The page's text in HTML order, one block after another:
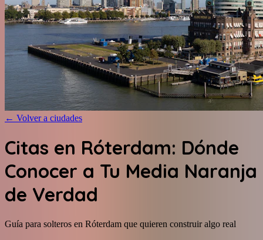
← Volver a ciudades
Citas en Róterdam: Dónde
Conocer a Tu Media Naranja
de Verdad
Guía para solteros en Róterdam que quieren construir algo real